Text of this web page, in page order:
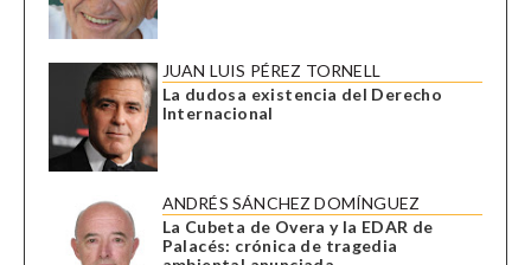
JUAN LUIS PÉREZ TORNELL
La dudosa existencia del Derecho
Internacional
ANDRÉS SÁNCHEZ DOMÍNGUEZ
La Cubeta de Overa y la EDAR de
Palacés: crónica de tragedia